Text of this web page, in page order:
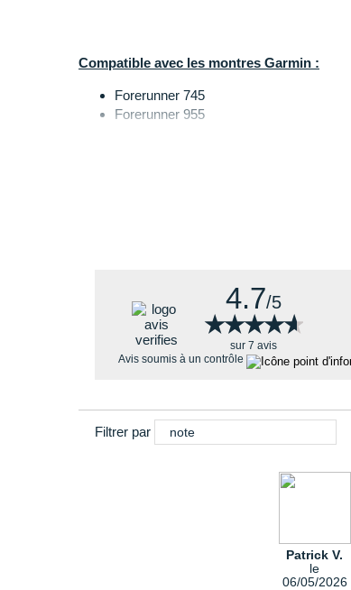
Compatible avec les montres Garmin :
Forerunner 745
Forerunner 955
4.7/5
★★★★★
★★★★★
sur 7 avis
Avis soumis à un contrôle
Filtrer par note
Patrick V.
le
06/05/2026